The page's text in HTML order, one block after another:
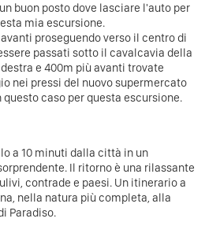
buon posto dove lasciare l'auto per
mia escursione.
proseguendo verso il centro di
passati sotto il cavalcavia della
e 400m più avanti trovate
nei pressi del nuovo supermercato
caso per questa escursione.
a 10 minuti dalla città in un
Il ritorno è una rilassante
contrade e paesi. Un itinerario a
nella natura più completa, alla
Paradiso.